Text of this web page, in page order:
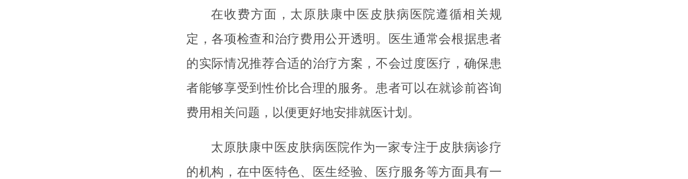
在收费方面，太原肤康中医皮肤病医院遵循相关规
定，各项检查和治疗费用公开透明。医生通常会根据患者
的实际情况推荐合适的治疗方案，不会过度医疗，确保患
者能够享受到性价比合理的服务。患者可以在就诊前咨询
费用相关问题，以便更好地安排就医计划。
太原肤康中医皮肤病医院作为一家专注于皮肤病诊疗
的机构，在中医特色、医生经验、医疗服务等方面具有一